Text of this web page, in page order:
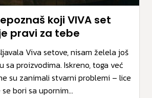
koji VIVA set
pravi za tebe
Viva setove, nisam želela još
proizvodima. Iskreno, toga već
su zanimali stvarni problemi – lice
bori sa upornim...